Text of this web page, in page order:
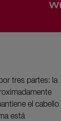
tres partes: la
el cabello
está